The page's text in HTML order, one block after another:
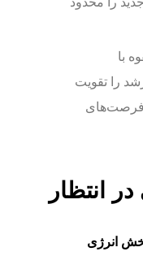
را تقویت
فرصت‌های
انتظار
انرژی